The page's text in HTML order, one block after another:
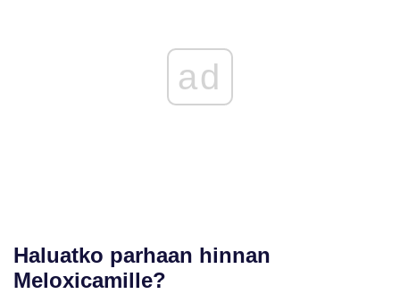
ad
Haluatko parhaan hinnan
Meloxicamille?